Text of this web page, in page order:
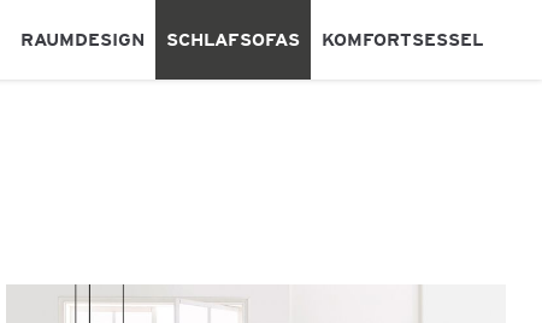
RAUMDESIGN SCHLAFSOFAS KOMFORTSESSEL